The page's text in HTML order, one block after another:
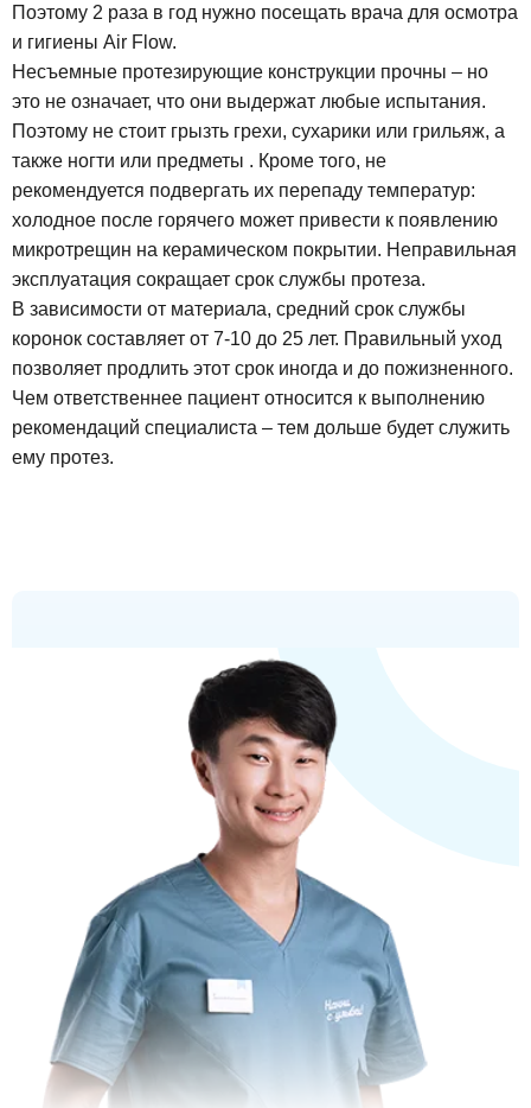
Поэтому 2 раза в год нужно посещать врача для осмотра
и гигиены Air Flow.
Несъемные протезирующие конструкции прочны – но
это не означает, что они выдержат любые испытания.
Поэтому не стоит грызть грехи, сухарики или грильяж, а
также ногти или предметы . Кроме того, не
рекомендуется подвергать их перепаду температур:
холодное после горячего может привести к появлению
микротрещин на керамическом покрытии. Неправильная
эксплуатация сокращает срок службы протеза.
В зависимости от материала, средний срок службы
коронок составляет от 7-10 до 25 лет. Правильный уход
позволяет продлить этот срок иногда и до пожизненного.
Чем ответственнее пациент относится к выполнению
рекомендаций специалиста – тем дольше будет служить
ему протез.